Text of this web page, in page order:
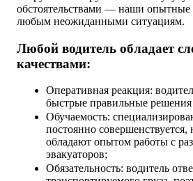
обстоятельствами — наши опытные
любым неожиданными ситуациям.
Любой водитель обладает
качествами:
Оперативная реакция:
быстрые правильные решения
Обучаемость:
постоянно
обладают опытом работы с
эвакуаторов;
Обязательность: водитель